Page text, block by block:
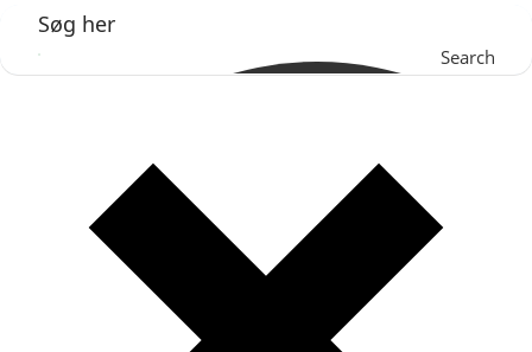
Search